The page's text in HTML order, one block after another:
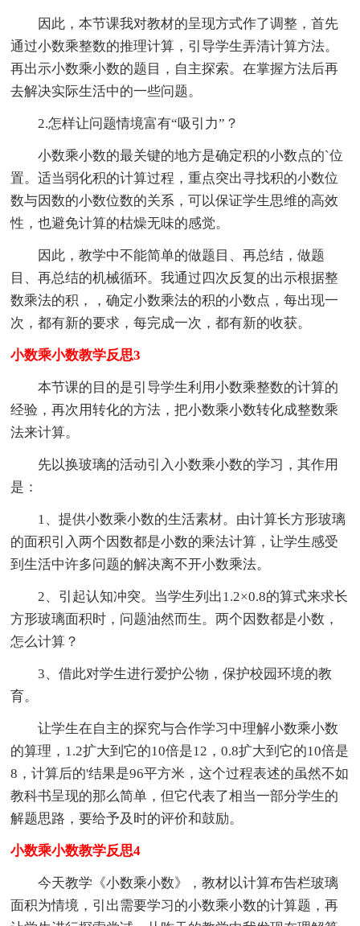
因此，本节课我对教材的呈现方式作了调整，首先
通过小数乘整数的推理计算，引导学生弄清计算方法。
再出示小数乘小数的题目，自主探索。在掌握方法后再
去解决实际生活中的一些问题。
2.怎样让问题情境富有“吸引力”？
小数乘小数的最关键的地方是确定积的小数点的`位
置。适当弱化积的计算过程，重点突出寻找积的小数位
数与因数的小数位数的关系，可以保证学生思维的高效
性，也避免计算的枯燥无味的感觉。
因此，教学中不能简单的做题目、再总结，做题
目、再总结的机械循环。我通过四次反复的出示根据整
数乘法的积，，确定小数乘法的积的小数点，每出现一
次，都有新的要求，每完成一次，都有新的收获。
小数乘小数教学反思3
本节课的目的是引导学生利用小数乘整数的计算的
经验，再次用转化的方法，把小数乘小数转化成整数乘
法来计算。
先以换玻璃的活动引入小数乘小数的学习，其作用
是：
1、提供小数乘小数的生活素材。由计算长方形玻璃
的面积引入两个因数都是小数的乘法计算，让学生感受
到生活中许多问题的解决离不开小数乘法。
2、引起认知冲突。当学生列出1.2×0.8的算式来求长
方形玻璃面积时，问题油然而生。两个因数都是小数，
怎么计算？
3、借此对学生进行爱护公物，保护校园环境的教
育。
让学生在自主的探究与合作学习中理解小数乘小数
的算理，1.2扩大到它的10倍是12，0.8扩大到它的10倍是
8，计算后的'结果是96平方米，这个过程表述的虽然不如
教科书呈现的那么简单，但它代表了相当一部分学生的
解题思路，要给予及时的评价和鼓励。
小数乘小数教学反思4
今天教学《小数乘小数》，教材以计算布告栏玻璃
面积为情境，引出需要学习的小数乘小数的计算题，再